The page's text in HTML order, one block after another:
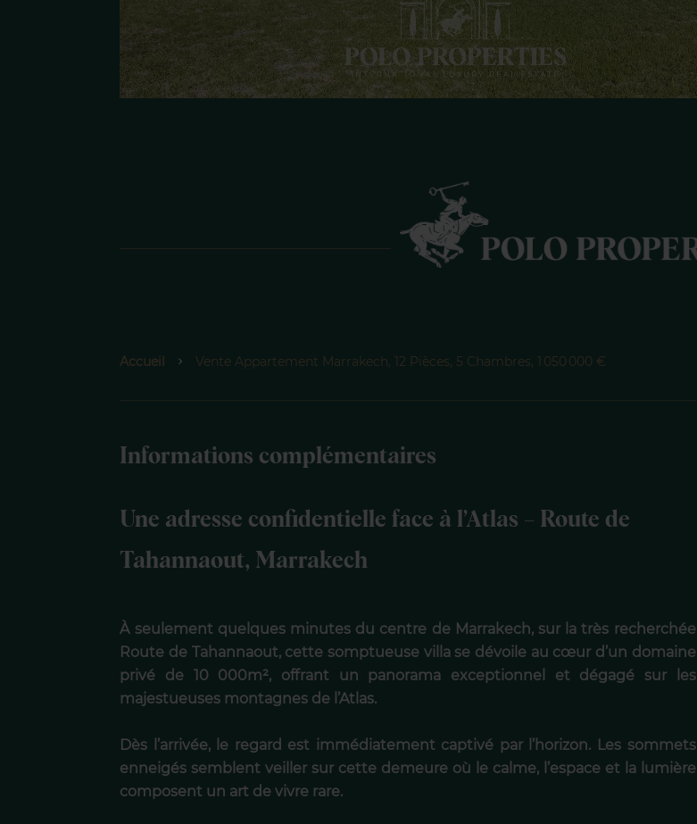
Accueil Vente Appartement Marrakech, 12 Pièces, 5 Chambres, 1 050 000 €
Informations complémentaires
Une adresse confidentielle face à l’Atlas – Route de
Tahannaout, Marrakech
À seulement quelques minutes du centre de Marrakech, sur la très recherchée
Route de Tahannaout, cette somptueuse villa se dévoile au cœur d’un domaine
privé de 10 000m², offrant un panorama exceptionnel et dégagé sur les
majestueuses montagnes de l’Atlas.
Dès l’arrivée, le regard est immédiatement captivé par l’horizon. Les sommets
enneigés semblent veiller sur cette demeure où le calme, l’espace et la lumière
composent un art de vivre rare.